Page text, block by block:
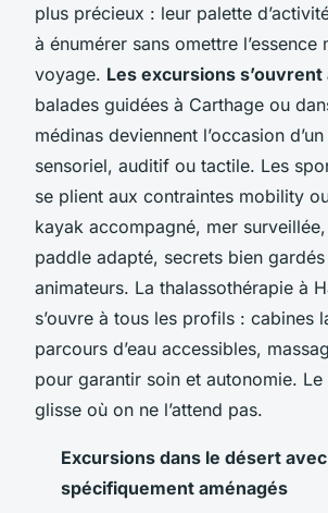
plus précieux : leur palette
à énumérer sans omettre l’essence
voyage. Les excursions s’ouvrent
balades guidées à Carthage ou
médinas deviennent l’occasion
sensoriel, auditif ou tactile. Les
se plient aux contraintes mobility
kayak accompagné, mer
paddle adapté, secrets bien
animateurs. La thalassothérapie à
s’ouvre à tous les profils : cabines
parcours d’eau accessibles,
pour garantir soin et autonomie.
glisse où on ne l’attend pas.
Excursions dans le désert
spécifiquement aménagés